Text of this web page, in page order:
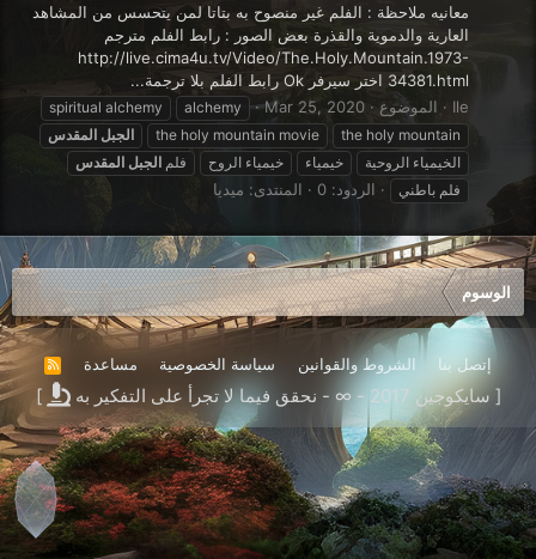
معانيه ملاحظة : الفلم غير منصوح به بتاتا لمن يتحسس من المشاهد
العارية والدموية والقذرة بعض الصور : رابط الفلم مترجم
http://live.cima4u.tv/Video/The.Holy.Mountain.1973-
34381.html اختر سيرفر Ok رابط الفلم بلا ترجمة...
Ile
الموضوع Mar 25, 2020
alchemy
spiritual alchemy
the holy mountain
the holy mountain movie الجبل المقدس
الخيمياء الروحية
خيمياء خيمياء الروح فلم الجبل المقدس
فلم باطني
الردود: 0 المنتدى: ميديا
الوسوم
إتصل بنا الشروط والقوانين سياسة الخصوصية مساعدة
R
S
[ سايكوجين 2017 - ∞ - نحقق فيما لا تجرأ على التفكير به ]